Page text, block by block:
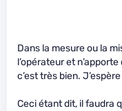
Dans la mesure ou la
l’opérateur et
c’est très bien.
Ceci étant dit, il faudra